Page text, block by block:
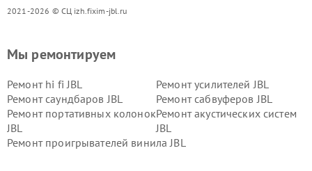
2021-2026 © СЦ izh.fixim-jbl.ru
Мы ремонтируем
Ремонт hi fi JBL
Ремонт усилителей JBL
Ремонт саундбаров JBL
Ремонт сабвуферов JBL
Ремонт портативных колонок
JBL
Ремонт акустических систем
JBL
Ремонт проигрывателей винила JBL